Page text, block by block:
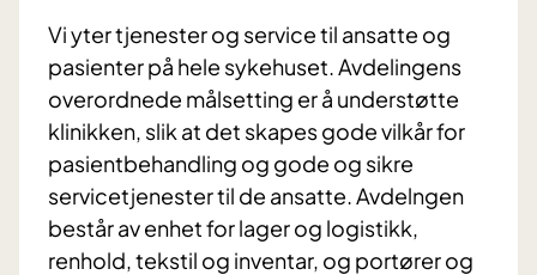
Vi yter tjenester og service til ansatte og
pasienter på hele sykehuset. Avdelingens
overordnede målsetting er å understøtte
klinikken, slik at det skapes gode vilkår for
pasientbehandling og gode og sikre
servicetjenester til de ansatte. Avdelngen
består av enhet for lager og logistikk,
renhold, tekstil og inventar, og portører og